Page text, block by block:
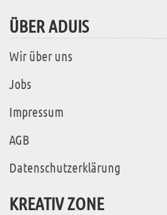
ÜBER ADUIS
Wir über uns
Jobs
Impressum
AGB
Datenschutzerklärung
KREATIV ZONE